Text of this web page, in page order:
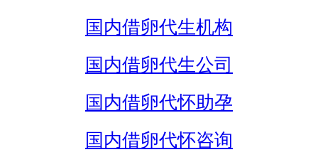
国内借卵代生机构
国内借卵代生公司
国内借卵代怀助孕
国内借卵代怀咨询